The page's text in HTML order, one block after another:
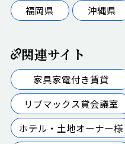
福岡県
沖縄県
関連サイト
家具家電付き賃貸
リブマックス貸会議室
ホテル・土地オーナー様